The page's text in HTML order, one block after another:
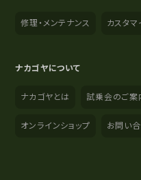
修理・メンテナンス カスタマ
ナカゴヤについて
ナカゴヤとは 試乗会のご案
オンラインショップ お問い